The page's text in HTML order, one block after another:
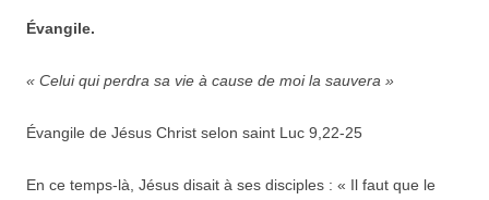
Évangile.
« Celui qui perdra sa vie à cause de moi la sauvera »
Évangile de Jésus Christ selon saint Luc 9,22-25
En ce temps-là, Jésus disait à ses disciples : « Il faut que le